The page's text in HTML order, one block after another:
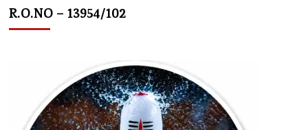
R.O.NO – 13954/102